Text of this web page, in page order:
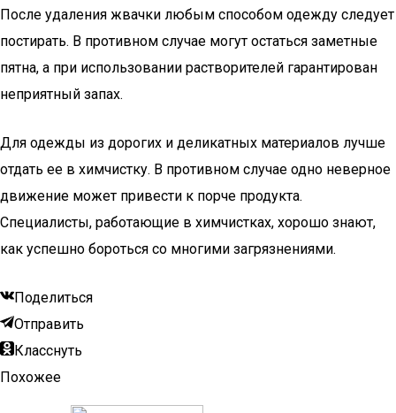
После удаления жвачки любым способом одежду следует
постирать. В противном случае могут остаться заметные
пятна, а при использовании растворителей гарантирован
неприятный запах.
Для одежды из дорогих и деликатных материалов лучше
отдать ее в химчистку. В противном случае одно неверное
движение может привести к порче продукта.
Специалисты, работающие в химчистках, хорошо знают,
как успешно бороться со многими загрязнениями.
Поделиться
Отправить
Класснуть
Похожее